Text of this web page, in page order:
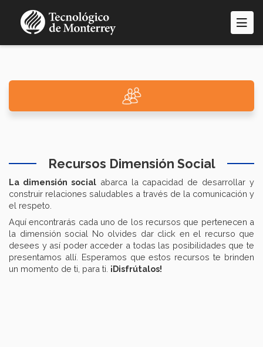
contenido
Recursos Dimensión Social
La dimensión socialabarca la capacidad de desarrollar y
construir relaciones saludables a través de la comunicación y
el respeto.
Aquí encontrarás cada uno de los recursos que pertenecen a
la dimensión social No olvides dar click en el recurso que
desees y así poder acceder a todas las posibilidades que te
presentamos allí. Esperamos que estos recursos te brinden
un momento de ti, para ti. ¡Disfrútalos!